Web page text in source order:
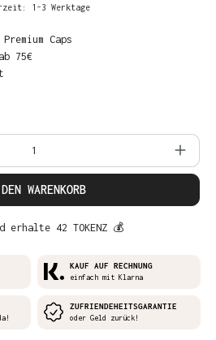
1-3 Werktage
Caps
75€
Gib den gewünschten
WARENKORB
erhalte 42 TOKENZ 💰
KAUF AUF RECHNUNG
einfach mit Klarna
ZUFRIENDEHEITSGARANTIE
oder Geld zurück!